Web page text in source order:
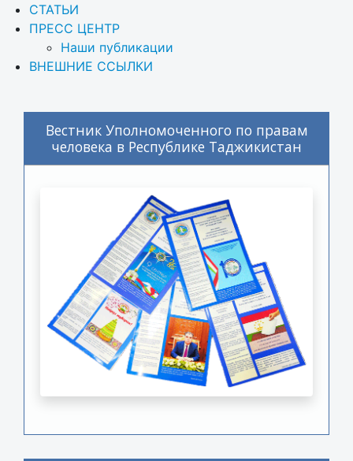
СТАТЬИ
ПРЕСС ЦЕНТР
Наши публикации
ВНЕШНИЕ ССЫЛКИ
Вестник Уполномоченного по правам
человека в Республике Таджикистан